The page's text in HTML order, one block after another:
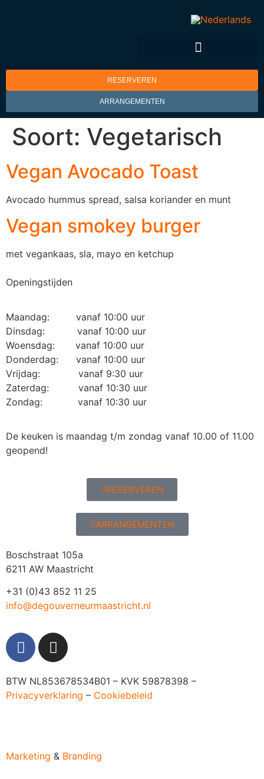
RESERVEREN
ARRANGEMENTEN
Soort: Vegetarisch
Vegan Avocado Toast
Avocado hummus spread, salsa koriander en munt
Vegan smokey burger
met vegankaas, sla, mayo en ketchup
Openingstijden
Maandag: vanaf 10:00 uur
Dinsdag: vanaf 10:00 uur
Woensdag: vanaf 10:00 uur
Donderdag: vanaf 10:00 uur
Vrijdag: vanaf 9:30 uur
Zaterdag: vanaf 10:30 uur
Zondag: vanaf 10:30 uur
De keuken is maandag t/m zondag vanaf 10.00 of 11.00
geopend!
RESERVEREN
ARRANGEMENTEN
Boschstraat 105a
6211 AW Maastricht
+31 (0)43 852 11 25
info@degouverneurmaastricht.nl
BTW NL853678534B01 – KVK 59878398 –
Privacyverklaring – Cookiebeleid
Marketing & Branding